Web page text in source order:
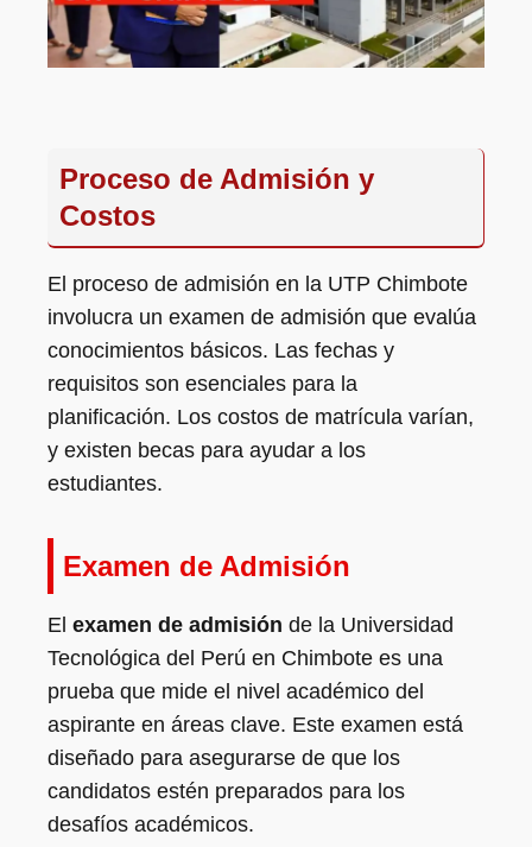
Proceso de Admisión y
Costos
El proceso de admisión en la UTP Chimbote
involucra un examen de admisión que evalúa
conocimientos básicos. Las fechas y
requisitos son esenciales para la
planificación. Los costos de matrícula varían,
y existen becas para ayudar a los
estudiantes.
Examen de Admisión
El examen de admisión de la Universidad
Tecnológica del Perú en Chimbote es una
prueba que mide el nivel académico del
aspirante en áreas clave. Este examen está
diseñado para asegurarse de que los
candidatos estén preparados para los
desafíos académicos.